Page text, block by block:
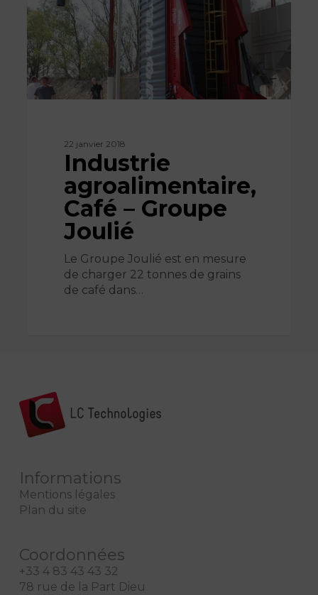
Joulié
22 janvier 2018
Industrie
agroalimentaire,
Café – Groupe
Joulié
Le Groupe Joulié est en mesure
de charger 22 tonnes de grains
de café dans…
Informations
Mentions légales
Plan du site
Coordonnées
+33 4 83 43 43 32
78 rue de la Part Dieu